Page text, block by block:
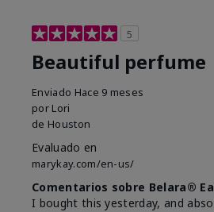
5
Beautiful perfume
Enviado Hace 9 meses
por Lori
de Houston
Evaluado en
marykay.com/en-us/
Comentarios sobre Belara®
I bought this yesterday, and